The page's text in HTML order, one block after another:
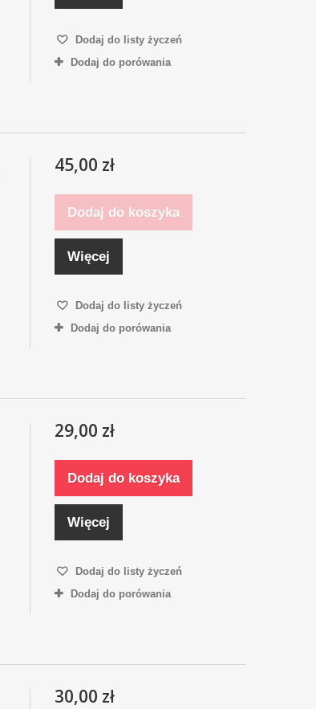
Dodaj do listy życzeń
Dodaj do porówania
45,00 zł
Dodaj do koszyka
Więcej
Dodaj do listy życzeń
Dodaj do porówania
29,00 zł
Dodaj do koszyka
Więcej
Dodaj do listy życzeń
Dodaj do porówania
30,00 zł